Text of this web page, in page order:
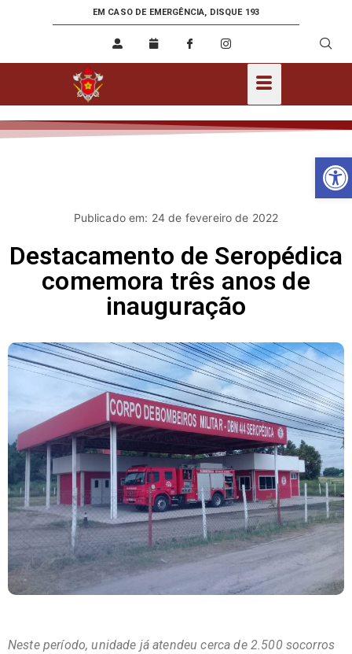
EM CASO DE EMERGÊNCIA, DISQUE 193
Publicado em: 24 de fevereiro de 2022
Destacamento de Seropédica
comemora três anos de
inauguração
Neste período, unidade já atendeu cerca de 2.500 socorros